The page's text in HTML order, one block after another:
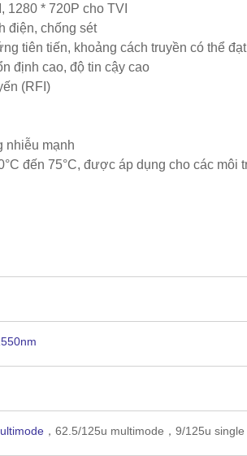
1280 * 720P cho TVI
điện, chống sét
tiên tiến, khoảng cách truyền có thể
định cao, độ tin cậy cao
(RFI)
nhiễu mạnh
đến 75°C, được áp dụng cho các môi
，62.5/125u multimode，9/125u